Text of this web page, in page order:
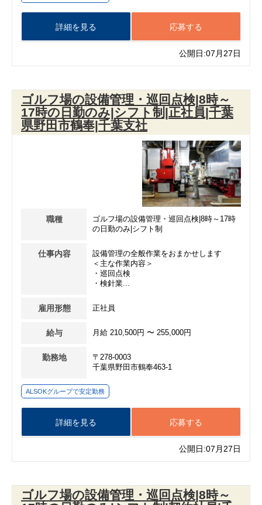
応募する
詳細を見る
公開日:07月27日
ゴルフ場の設備管理・巡回点検|8時～
17時の日勤のみ|シフト制|正社員|千葉
県野田市鶴奉|千葉支社
職種
ゴルフ場の設備管理・巡回点検|8時～17時
の日勤のみ|シフト制
仕事内容
設備管理の全般作業をおまかせします
＜主な作業内容＞
・巡回点検
・検針業...
雇用形態 正社員
給与 月給 210,500円 〜 255,000円
勤務地
〒278-0003
千葉県野田市鶴奉463-1
ALSOKグループで安定勤務
応募する
詳細を見る
公開日:07月27日
ゴルフ場の設備管理・巡回点検|8時～